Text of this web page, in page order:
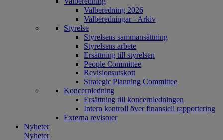
Valberedning 2026
Valberedningar - Arkiv
Styrelse
Styrelsens sammansättning
Styrelsens arbete
Ersättning till styrelsen
People Committee
Revisionsutskott
Strategic Planning Committee
Koncernledning
Ersättning till koncernledningen
Intern kontroll över finansiell rapportering
Externa revisorer
Nyheter
Nyheter